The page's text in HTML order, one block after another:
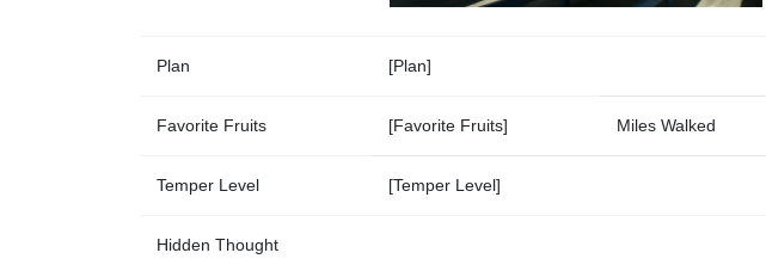
Plan [Plan]
Favorite Fruits [Favorite Fruits] Miles Walked
Temper Level [Temper Level]
Hidden Thought